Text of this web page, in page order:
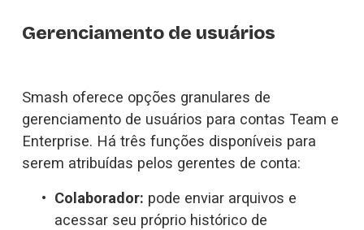
Gerenciamento de usuários
Smash oferece opções granulares de
gerenciamento de usuários para contas Team e
Enterprise. Há três funções disponíveis para
serem atribuídas pelos gerentes de conta:
Colaborador: pode enviar arquivos e
acessar seu próprio histórico de